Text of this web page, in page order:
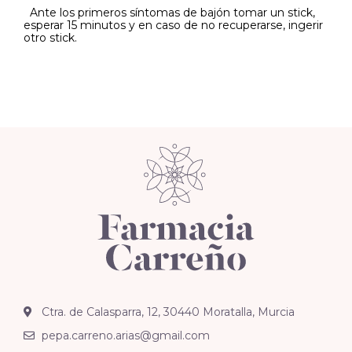
Ante los primeros síntomas de bajón tomar un stick,
esperar 15 minutos y en caso de no recuperarse, ingerir
otro stick.
Ctra. de Calasparra, 12, 30440 Moratalla, Murcia
pepa.carreno.arias@gmail.com